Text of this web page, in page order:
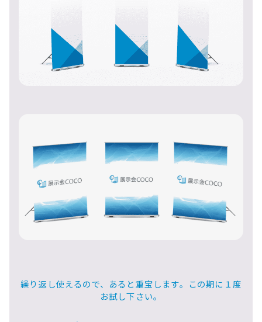
繰り返し使えるので、あると重宝します。この期に１度
お試し下さい。